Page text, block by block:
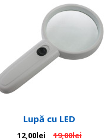
Lupă cu LED
12,00lei 19,00lei